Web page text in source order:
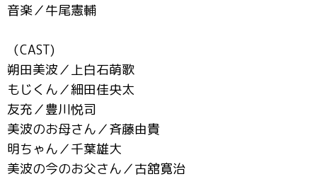
音楽／牛尾憲輔
（CAST)
朔田美波／上白石萌歌
もじくん／細田佳央太
友充／豊川悦司
美波のお母さん／斉藤由貴
明ちゃん／千葉雄大
美波の今のお父さん／古舘寛治